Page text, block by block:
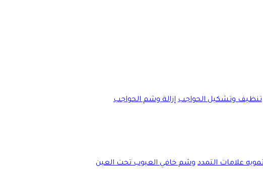
تنظيف وتشكيل الحواجب إزالة وشم الحواجب
علامات التمدد وشم خافي العيوب تحت العين